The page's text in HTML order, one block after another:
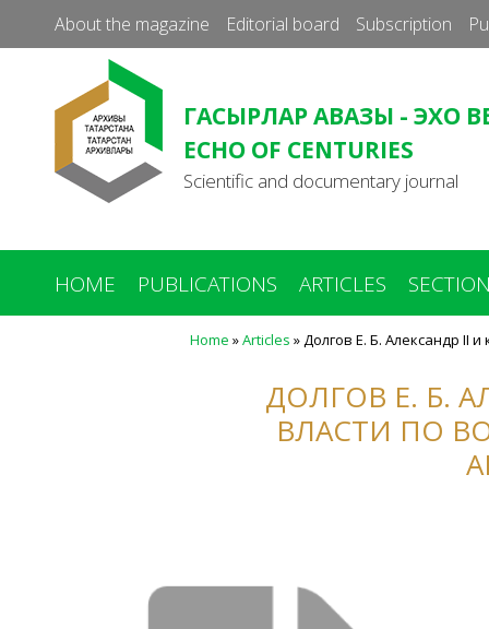
About the magazine Editorial board Subscription
ГАСЫРЛАР АВАЗЫ - ЭХО
ECHO OF CENTURIES
Scientific and documentary journal
HOME PUBLICATIONS ARTICLES
Home »Articles »Долгов Е. Б. Александр II
ДОЛГОВ Е. Б.
ВЛАСТИ ПО